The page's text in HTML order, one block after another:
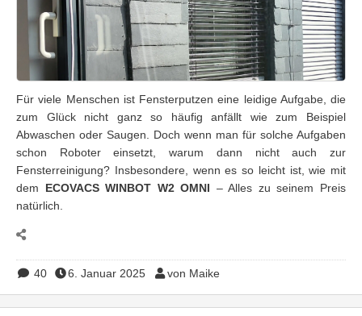
Für viele Menschen ist Fensterputzen eine leidige Aufgabe, die
zum Glück nicht ganz so häufig anfällt wie zum Beispiel
Abwaschen oder Saugen. Doch wenn man für solche Aufgaben
schon Roboter einsetzt, warum dann nicht auch zur
Fensterreinigung? Insbesondere, wenn es so leicht ist, wie mit
dem ECOVACS WINBOT W2 OMNI – Alles zu seinem Preis
natürlich.
40 6. Januar 2025 von Maike